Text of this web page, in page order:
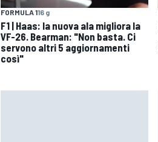
FORMULA 116 g
F1 | Haas: la nuova ala migliora la
VF-26. Bearman: "Non basta. Ci
servono altri 5 aggiornamenti
così"